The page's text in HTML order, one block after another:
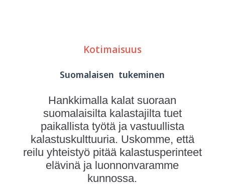
Kotimaisuus
Suomalaisenlaadu tukeminen
Hankkimalla kalat suoraan
suomalaisilta kalastajilta tuet
paikallista työtä ja vastuullista
kalastuskulttuuria. Uskomme, että
reilu yhteistyö pitää kalastusperinteet
elävinä ja luonnonvaramme
kunnossa.